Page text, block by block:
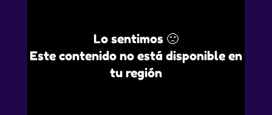
Lo sentimos 🙁
Este contenido no está disponible en
tu región